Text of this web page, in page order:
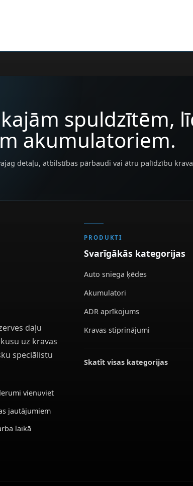
spuldzītēm,
akumulatoriem.
detaļu, atbilstības pārbaudi vai ātru palīdzību
daļu
uz kravas
speciālistu
vienuviet
jautājumiem
laikā
PRODUKTI
Svarīgākās kategorijas
Auto sniega ķēdes
Akumulatori
ADR aprīkojums
Kravas stiprinājumi
Skatīt visas kategorijas